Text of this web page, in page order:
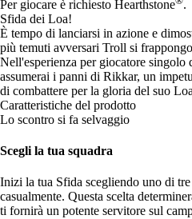
Per giocare è richiesto Hearthstone
.
Sfida dei Loa!
È tempo di lanciarsi in azione e
più temuti avversari Troll si
Nell'esperienza per giocatore
assumerai i panni di Rikkar, un
di combattere per la gloria del suo
Caratteristiche del prodotto
Lo scontro si fa selvaggio
Scegli la tua squadra
Inizi la tua Sfida scegliendo uno di
casualmente. Questa scelta
ti fornirà un potente servitore sul